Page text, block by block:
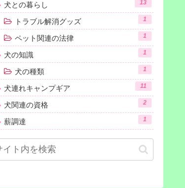
犬との暮らし 13
トラブル解消グッズ 1
ペット関連の法律 1
犬の知識 1
犬の種類 1
犬連れキャンプギア 11
犬関連の資格 2
薪調達 1